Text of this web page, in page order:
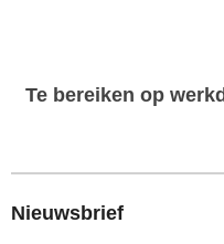
Te bereiken op
Nieuwsbrief